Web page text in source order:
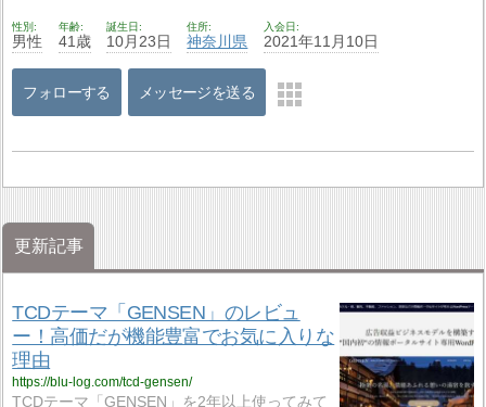
性別
男性
年齢
41歳
誕生日
10月23日
住所
神奈川県
入会日
2021年11月10日
フォローする メッセージを送る
更新記事
TCDテーマ「GENSEN」のレビュ
ー！高価だが機能豊富でお気に入りな
理由
https://blu-log.com/tcd-gensen/
TCDテーマ「GENSEN」を2年以上使ってみて